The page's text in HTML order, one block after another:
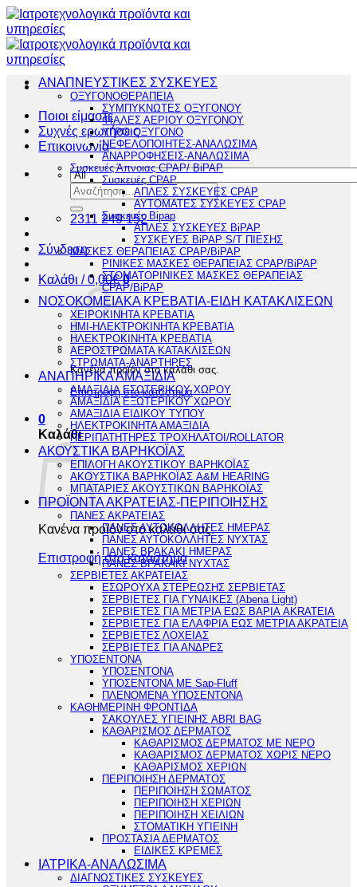
Μετάβαση
στο
περιεχόμενο
Ποιοι είμαστε
Συχνές ερωτήσεις
Επικοινωνία
Αναζήτηση
για:
2311 249 152
Σύνδεση
Καλάθι /0,00€ 0
Κανένα προϊόν στο καλάθι σας.
Επιστροφή στο κατάστημα
0
Καλάθι
Κανένα προϊόν στο καλάθι σας.
Επιστροφή στο κατάστημα
ΑΝΑΠΝΕΥΣΤΙΚΕΣ ΣΥΣΚΕΥΕΣ
ΟΞΥΓΟΝΟΘΕΡΑΠΕΙΑ
ΣΥΜΠΥΚΝΩΤΕΣ ΟΞΥΓΟΝΟΥ
ΦΙΑΛΕΣ ΑΕΡΙΟΥ ΟΞΥΓΟΝΟΥ
ΥΓΡΟ ΟΞΥΓΟΝΟ
ΝΕΦΕΛΟΠΟΙΗΤΕΣ-ΑΝΑΛΩΣΙΜΑ
ΑΝΑΡΡΟΦΗΣΕΙΣ-ΑΝΑΛΩΣΙΜΑ
Συσκευές Άπνοιας CPAP/ BiPAP
Συσκευές CPAP
ΑΠΛΕΣ ΣΥΣΚΕΥΕΣ CPAP
ΑΥΤΟΜΑΤΕΣ ΣΥΣΚΕΥΕΣ CPAP
Συσκευές Bipap
ΑΠΛΕΣ ΣΥΣΚΕΥΕΣ BiPAP
ΣΥΣΚΕΥΕΣ BiPAP S/T ΠΙΕΣΗΣ
ΜΑΣΚΕΣ ΘΕΡΑΠΕΙΑΣ CPAP/BiPAP
ΡΙΝΙΚΕΣ ΜΑΣΚΕΣ ΘΕΡΑΠΕΙΑΣ CPAP/BiPAP
ΣΤΟΜΑΤΟΡΙΝΙΚΕΣ ΜΑΣΚΕΣ ΘΕΡΑΠΕΙΑΣ
CPAP/BiPAP
ΝΟΣΟΚΟΜΕΙΑΚΑ ΚΡΕΒΑΤΙΑ-ΕΙΔΗ ΚΑΤΑΚΛΙΣΕΩΝ
ΧΕΙΡΟΚΙΝΗΤΑ ΚΡΕΒΑΤΙΑ
ΗΜΙ-ΗΛΕΚΤΡΟΚΙΝΗΤΑ ΚΡΕΒΑΤΙΑ
ΗΛΕΚΤΡΟΚΙΝΗΤΑ ΚΡΕΒΑΤΙΑ
ΑΕΡΟΣΤΡΩΜΑΤΑ ΚΑΤΑΚΛΙΣΕΩΝ
ΣΤΡΩΜΑΤΑ-ΑΝΑΡΤΗΡΕΣ
ΑΝΑΠΗΡΙΚΑ ΑΜΑΞΙΔΙΑ
ΑΜΑΞΙΔΙΑ ΕΣΩΤΕΡΙΚΟΥ ΧΩΡΟΥ
ΑΜΑΞΙΔΙΑ ΕΞΩΤΕΡΙΚΟΥ ΧΩΡΟΥ
ΑΜΑΞΙΔΙΑ ΕΙΔΙΚΟΥ ΤΥΠΟΥ
ΗΛΕΚΤΡΟΚΙΝΗΤΑ ΑΜΑΞΙΔΙΑ
ΠΕΡΙΠΑΤΗΤΗΡΕΣ ΤΡΟΧΗΛΑΤΟΙ/ROLLATOR
ΑΚΟΥΣΤΙΚΑ ΒΑΡΗΚΟΪΑΣ
ΕΠΙΛΟΓΗ ΑΚΟΥΣΤΙΚΟΥ ΒΑΡΗΚΟΪΑΣ
ΑΚΟΥΣΤΙΚΑ ΒΑΡΗΚΟΪΑΣ A&M HEARING
ΜΠΑΤΑΡΙΕΣ ΑΚΟΥΣΤΙΚΩΝ ΒΑΡΗΚΟΪΑΣ
ΠΡΟΪΟΝΤΑ ΑΚΡΑΤΕΙΑΣ-ΠΕΡΙΠΟΙΗΣΗΣ
ΠΑΝΕΣ ΑΚΡΑΤΕΙΑΣ
ΠΑΝΕΣ ΑΥΤΟΚΟΛΛΗΤΕΣ ΗΜΕΡΑΣ
ΠΑΝΕΣ ΑΥΤΟΚΟΛΛΗΤΕΣ ΝΥΧΤΑΣ
ΠΑΝΕΣ ΒΡΑΚΑΚΙ ΗΜΕΡΑΣ
ΠΑΝΕΣ ΒΡΑΚΑΚΙ ΝΥΧΤΑΣ
ΣΕΡΒΙΕΤΕΣ ΑΚΡΑΤΕΙΑΣ
ΕΣΩΡΟΥΧΑ ΣΤΕΡΕΩΣΗΣ ΣΕΡΒΙΕΤΑΣ
ΣΕΡΒΙΕΤΕΣ ΓΙΑ ΓΥΝΑΙΚΕΣ (Abena Light)
ΣΕΡΒΙΕΤΕΣ ΓΙΑ ΜΕΤΡΙΑ ΕΩΣ ΒΑΡΙΑ AKRATEIA
ΣΕΡΒΙΕΤΕΣ ΓΙΑ ΕΛΑΦΡΙΑ ΕΩΣ ΜΕΤΡΙΑ ΑΚΡΑΤΕΙΑ
ΣΕΡΒΙΕΤΕΣ ΛΟΧΕΙΑΣ
ΣΕΡΒΙΕΤΕΣ ΓΙΑ ΑΝΔΡΕΣ
ΥΠΟΣΕΝΤΟΝΑ
ΥΠΟΣΕΝΤΟΝΑ
ΥΠΟΣΕΝΤΟΝΑ ΜΕ Sap-Fluff
ΠΛΕΝΟΜΕΝΑ ΥΠΟΣΕΝΤΟΝΑ
ΚΑΘΗΜΕΡΙΝΗ ΦΡΟΝΤΙΔΑ
ΣΑΚΟΥΛΕΣ ΥΓΙΕΙΝΗΣ ABRI BAG
ΚΑΘΑΡΙΣΜΟΣ ΔΕΡΜΑΤΟΣ
ΚΑΘΑΡΙΣΜΟΣ ΔΕΡΜΑΤΟΣ ΜΕ ΝΕΡΟ
ΚΑΘΑΡΙΣΜΟΣ ΔΕΡΜΑΤΟΣ ΧΩΡΙΣ ΝΕΡΟ
ΚΑΘΑΡΙΣΜΟΣ ΧΕΡΙΩΝ
ΠΕΡΙΠΟΙΗΣΗ ΔΕΡΜΑΤΟΣ
ΠΕΡΙΠΟΙΗΣΗ ΣΩΜΑΤΟΣ
ΠΕΡΙΠΟΙΗΣΗ ΧΕΡΙΩΝ
ΠΕΡΙΠΟΙΗΣΗ ΧΕΙΛΙΩΝ
ΣΤΟΜΑΤΙΚΗ ΥΓΙΕΙΝΗ
ΠΡΟΣΤΑΣΙΑ ΔΕΡΜΑΤΟΣ
ΕΙΔΙΚΕΣ ΚΡΕΜΕΣ
ΙΑΤΡΙΚΑ-ΑΝΑΛΩΣΙΜΑ
ΔΙΑΓΝΩΣΤΙΚΕΣ ΣΥΣΚΕΥΕΣ